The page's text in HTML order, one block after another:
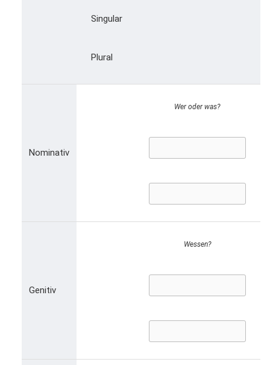
Singular
Plural
Nominativ
Wer oder was?
Genitiv
Wessen?